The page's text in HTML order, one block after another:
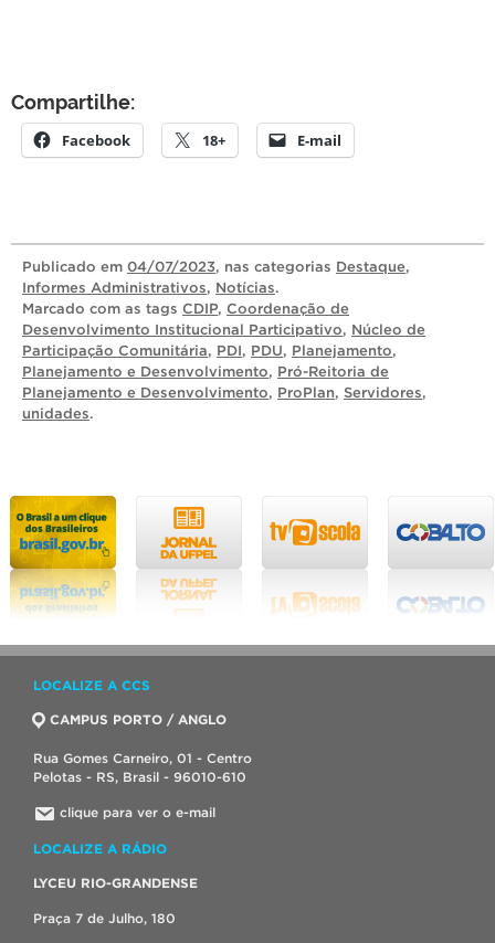
Compartilhe:
Facebook 18+ E-mail
Publicado em 04/07/2023, nas categorias Destaque,
Informes Administrativos, Notícias.
Marcado com as tags CDIP, Coordenação de
Desenvolvimento Institucional Participativo, Núcleo de
Participação Comunitária, PDI, PDU, Planejamento,
Planejamento e Desenvolvimento, Pró-Reitoria de
Planejamento e Desenvolvimento, ProPlan, Servidores,
unidades.
LOCALIZE A CCS
CAMPUS PORTO / ANGLO
Rua Gomes Carneiro, 01 - Centro
Pelotas - RS, Brasil - 96010-610
clique para ver o e-mail
LOCALIZE A RÁDIO
LYCEU RIO-GRANDENSE
Praça 7 de Julho, 180